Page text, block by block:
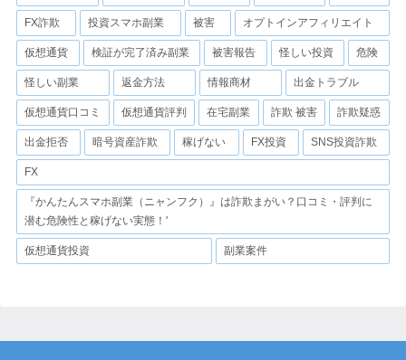
FX詐欺 投資スマホ副業 被害 オプトインアフィリエイト
仮想通貨 検証が完了済み副業 被害報告 怪しい投資 危険
怪しい副業 返金方法 情報商材 出金トラブル
仮想通貨口コミ 仮想通貨評判 在宅副業 詐欺 被害 詐欺疑惑
出金拒否 暗号資産詐欺 稼げない FX投資 SNS投資詐欺
FX
『かんたんスマホ副業（ニャンフク）』は詐欺まがい？口コミ・評判に
潜む危険性と稼げない実態！'
仮想通貨投資 副業案件